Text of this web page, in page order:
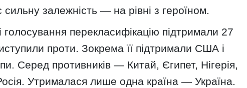
залежність — на рівні з героїном.
голосування перекласифікацію підтримали 27
проти. Зокрема її підтримали США і
Серед противників — Китай, Єгипет, Нігерія,
Утрималася лише одна країна — Україна.